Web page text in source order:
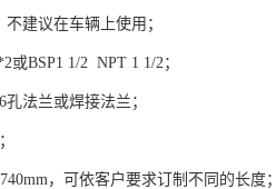
建议在车辆上使用；
或BSP1 1/2 NPT 1 1/2；
法兰或焊接法兰；
，可依客户要求订制不同的长度；